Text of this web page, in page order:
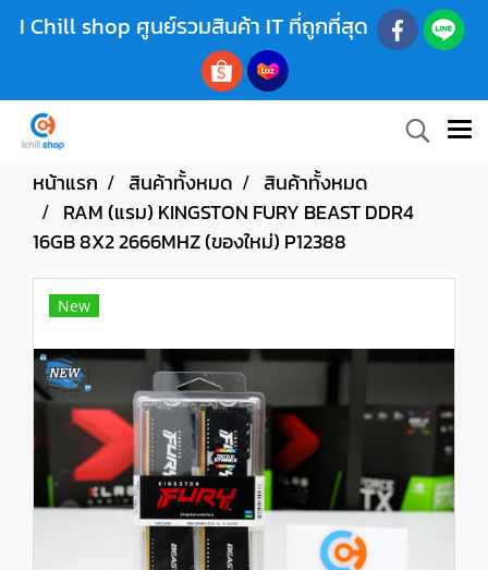
I Chill shop ศูนย์รวมสินค้า IT ที่ถูกที่สุด
หน้าแรก สินค้าทั้งหมด
สินค้าทั้งหมด
RAM (แรม) KINGSTON FURY BEAST DDR4
16GB 8X2 2666MHZ (ของใหม่) P12388
New